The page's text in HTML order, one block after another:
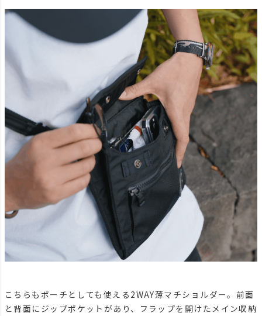
こちらもポーチとしても使える2WAY薄マチショルダー。前面
と背面にジップポケットがあり、フラップを開けたメイン収納